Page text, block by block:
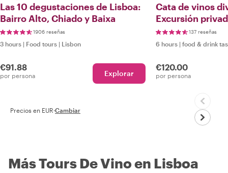
Las 10 degustaciones de Lisboa:
Bairro Alto, Chiado y Baixa
1906 reseñas
3 hours | Food tours | Lisbon
€91.88
por persona Explorar
Cata de vinos
Excursión
137 reseñas
6 hours | food & drink
€120.00
por persona
Precios en EUR·Cambiar
Más Tours De Vino en Lisboa